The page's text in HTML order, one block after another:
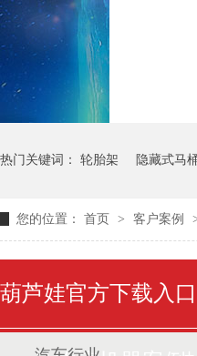
料架
热门关键词： 轮胎架 隐藏式马
您的位置： 首页 > 客户案例
葫芦娃官方下载入